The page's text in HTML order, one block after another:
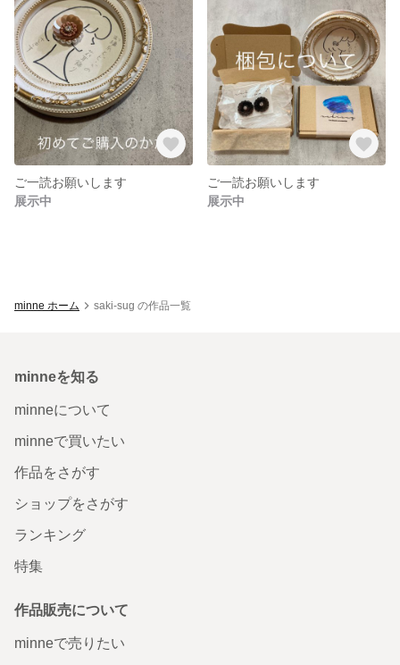
ご一読お願いします
展示中
ご一読お願いします
展示中
minne ホーム saki-sug の作品一覧
minneを知る
minneについて
minneで買いたい
作品をさがす
ショップをさがす
ランキング
特集
作品販売について
minneで売りたい